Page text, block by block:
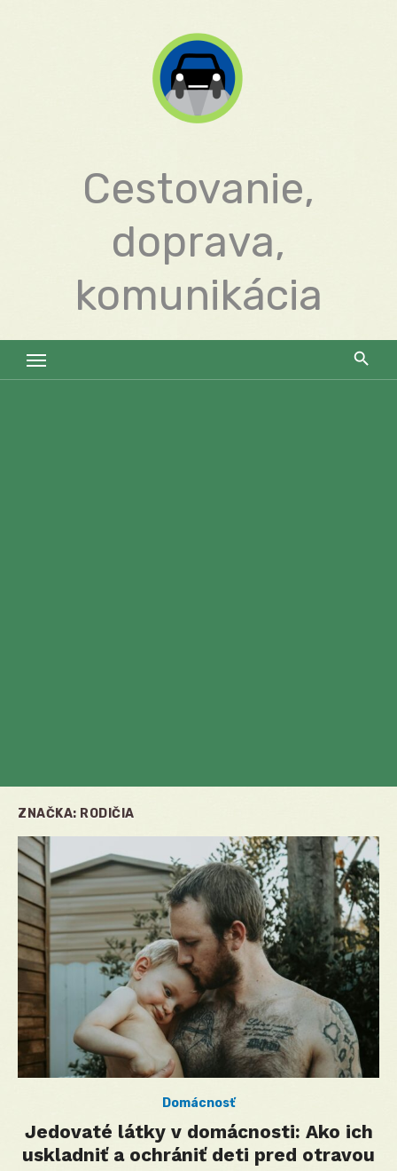
Cestovanie,
doprava,
komunikácia
ZNAČKA: RODIČIA
Domácnosť
Jedovaté látky v domácnosti: Ako ich
uskladniť a ochrániť deti pred otravou